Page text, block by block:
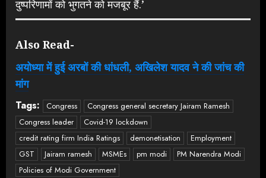
दुष्परिणामों को भुगतने को मजबूर हैं.’
Also Read-
अयोध्या में हुई अरबों की धांधली, अखिलेश यादव ने की जांच की
मांग
Tags: Congress
Congress general secretary Jairam Ramesh
Congress leader
Covid-19 lockdown
credit rating firm India Ratings
demonetisation
Employment
GST
Jairam ramesh MSMEs pm modi
PM Narendra Modi
Policies of Modi Government